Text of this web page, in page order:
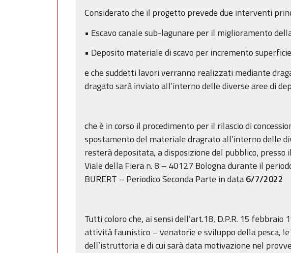
Considerato che il progetto prevede due interventi
• Escavo canale sub-lagunare per il miglioramento
• Deposito materiale di scavo per incremento
e che suddetti lavori verranno realizzati mediante
dragato sarà inviato all’interno delle diverse aree di
che è in corso il procedimento per il rilascio di
spostamento del materiale dragrato all’interno delle
resterà depositata, a disposizione del pubblico,
Viale della Fiera n. 8 – 40127 Bologna durante il
BURERT – Periodico Seconda Parte in data6/7/2022
Tutti coloro che, ai sensi dell’art.18, D.P.R. 15
attività faunistico – venatorie e sviluppo della pesca,
dell’istruttoria e di cui sarà data motivazione nel